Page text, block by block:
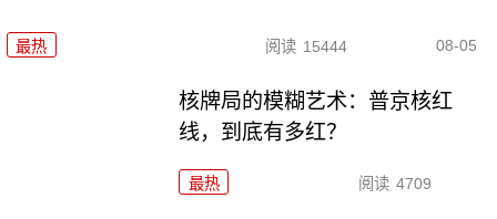
最热 阅读 15444 08-05
核牌局的模糊艺术：普京核红
线，到底有多红？
最热 阅读 4709